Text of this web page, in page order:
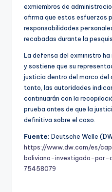
exmiembros de
afirma que estos esfuerzos
responsabilidades
recabadas durante la
La defensa del exministro
y sostiene que su
justicia dentro del marco del
tanto, las autoridades
continuarán con la
prueba antes de que la
definitiva sobre el caso.
Fuente: Deutsche Welle
https://www.dw.com/es/
boliviano-investigado-por-
75458079